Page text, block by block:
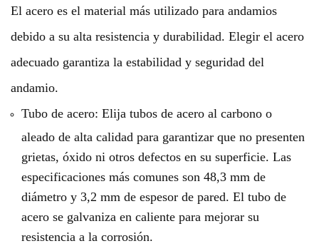
El acero es el material más utilizado para andamios
debido a su alta resistencia y durabilidad. Elegir el acero
adecuado garantiza la estabilidad y seguridad del
andamio.
Tubo de acero: Elija tubos de acero al carbono o
aleado de alta calidad para garantizar que no presenten
grietas, óxido ni otros defectos en su superficie. Las
especificaciones más comunes son 48,3 mm de
diámetro y 3,2 mm de espesor de pared. El tubo de
acero se galvaniza en caliente para mejorar su
resistencia a la corrosión.